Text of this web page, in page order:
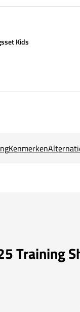
Kids
Kenmerken
Training